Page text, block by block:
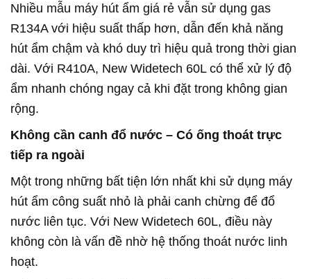
Nhiều mẫu máy hút ẩm giá rẻ vẫn sử dụng gas
R134A với hiệu suất thấp hơn, dẫn đến khả năng
hút ẩm chậm và khó duy trì hiệu quả trong thời gian
dài. Với R410A, New Widetech 60L có thể xử lý độ
ẩm nhanh chóng ngay cả khi đặt trong không gian
rộng.
Không cần canh đổ nước – Có ống thoát trực
tiếp ra ngoài
Một trong những bất tiện lớn nhất khi sử dụng máy
hút ẩm công suất nhỏ là phải canh chừng để đổ
nước liên tục. Với New Widetech 60L, điều này
không còn là vấn đề nhờ hệ thống thoát nước linh
hoạt.